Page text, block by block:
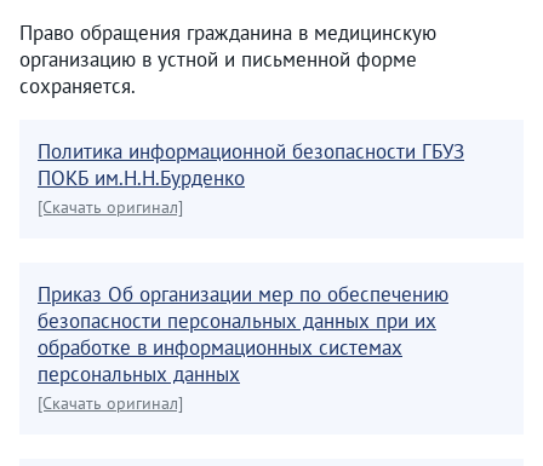
Право обращения гражданина в медицинскую
организацию в устной и письменной форме
сохраняется.
Политика информационной безопасности ГБУЗ
ПОКБ им.Н.Н.Бурденко
[Скачать оригинал]
Приказ Об организации мер по обеспечению
безопасности персональных данных при их
обработке в информационных системах
персональных данных
[Скачать оригинал]